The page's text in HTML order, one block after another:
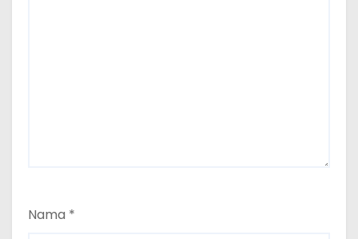
Nama *